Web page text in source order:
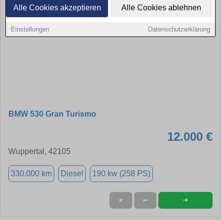
Alle Cookies akzeptieren Alle Cookies ablehnen
Einstellungen Datenschutzerklärung
BMW 530 Gran Turismo
12.000 €
Wuppertal, 42105
330.000 km Diesel 190 kw (258 PS)
★ ➦ ➜